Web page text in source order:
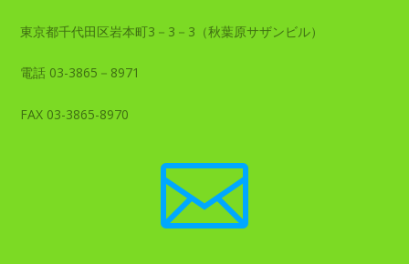
東京都千代田区岩本町3－3－3（秋葉原サザンビル）
電話 03-3865－8971
FAX 03-3865-8970
